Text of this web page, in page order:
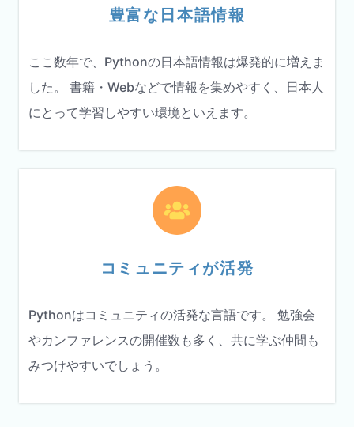
豊富な日本語情報
ここ数年で、Pythonの日本語情報は爆発的に増えま
した。 書籍・Webなどで情報を集めやすく、日本人
にとって学習しやすい環境といえます。
コミュニティが活発
Pythonはコミュニティの活発な言語です。 勉強会
やカンファレンスの開催数も多く、共に学ぶ仲間も
みつけやすいでしょう。